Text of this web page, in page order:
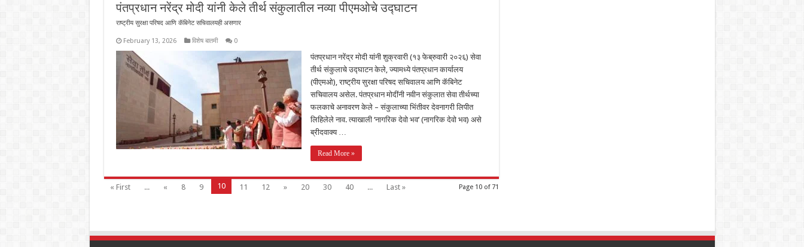
पंतप्रधान नरेंद्र मोदी यांनी केले तीर्थ संकुलातील नव्या पीएमओचे उद्घाटन
राष्ट्रीय सुरक्षा परिषद आणि कॅबिनेट सचिवालयही असणार
February 13, 2026 विशेष बातमी 0
पंतप्रधान नरेंद्र मोदी यांनी शुक्रवारी (१३ फेब्रुवारी २०२६) सेवा
तीर्थ संकुलाचे उद्घाटन केले, ज्यामध्ये पंतप्रधान कार्यालय
(पीएमओ), राष्ट्रीय सुरक्षा परिषद सचिवालय आणि कॅबिनेट
सचिवालय असेल. पंतप्रधान मोदींनी नवीन संकुलात सेवा तीर्थच्या
फलकाचे अनावरण केले – संकुलाच्या भिंतीवर देवनागरी लिपीत
लिहिलेले नाव. त्याखाली ‘नागरिक देवो भव’ (नागरिक देवो भव) असे
ब्रीदवाक्य …
Read More »
Page 10 of 71
« First ... « 8 9 10 11 12 » 20 30 40 ... Last »